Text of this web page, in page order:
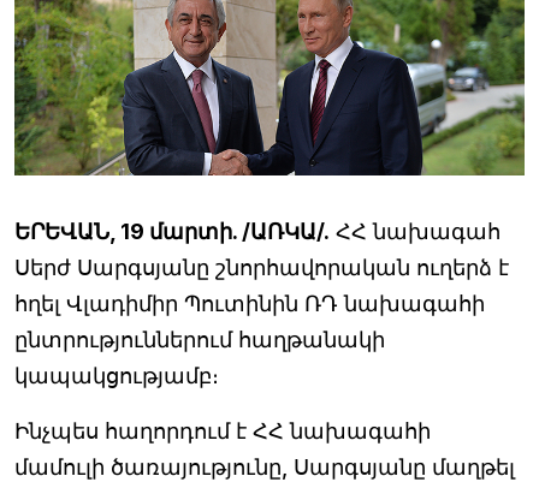
ԵՐԵՎԱՆ, 19 մարտի. /ԱՌԿԱ/. ՀՀ նախագահ
Սերժ Սարգսյանը շնորհավորական ուղերձ է
հղել Վլադիմիր Պուտինին ՌԴ նախագահի
ընտրություններում հաղթանակի
կապակցությամբ։
Ինչպես հաղորդում է ՀՀ նախագահի
մամուլի ծառայությունը, Սարգսյանը մաղթել